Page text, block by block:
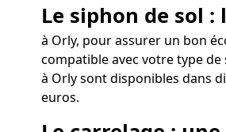
Le siphon de sol
à Orly, pour assurer un bon
compatible avec votre type
à Orly sont disponibles dans
euros.